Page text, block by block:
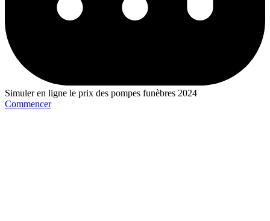
Simuler en ligne le prix des pompes funèbres 2024
Commencer